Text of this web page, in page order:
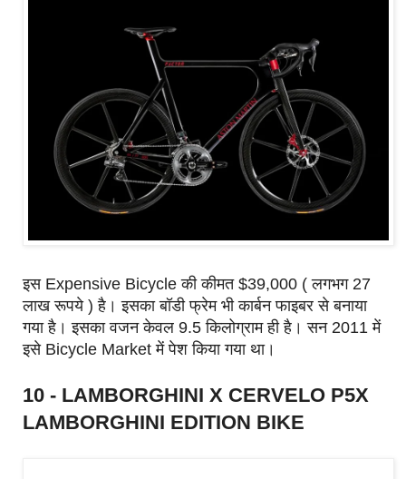
इस Expensive Bicycle की कीमत $39,000 ( लगभग 27
लाख रूपये ) है। इसका बॉडी फ्रेम भी कार्बन फाइबर से बनाया
गया है। इसका वजन केवल 9.5 किलोग्राम ही है। सन 2011 में
इसे Bicycle Market में पेश किया गया था।
10 - LAMBORGHINI X CERVELO P5X
LAMBORGHINI EDITION BIKE